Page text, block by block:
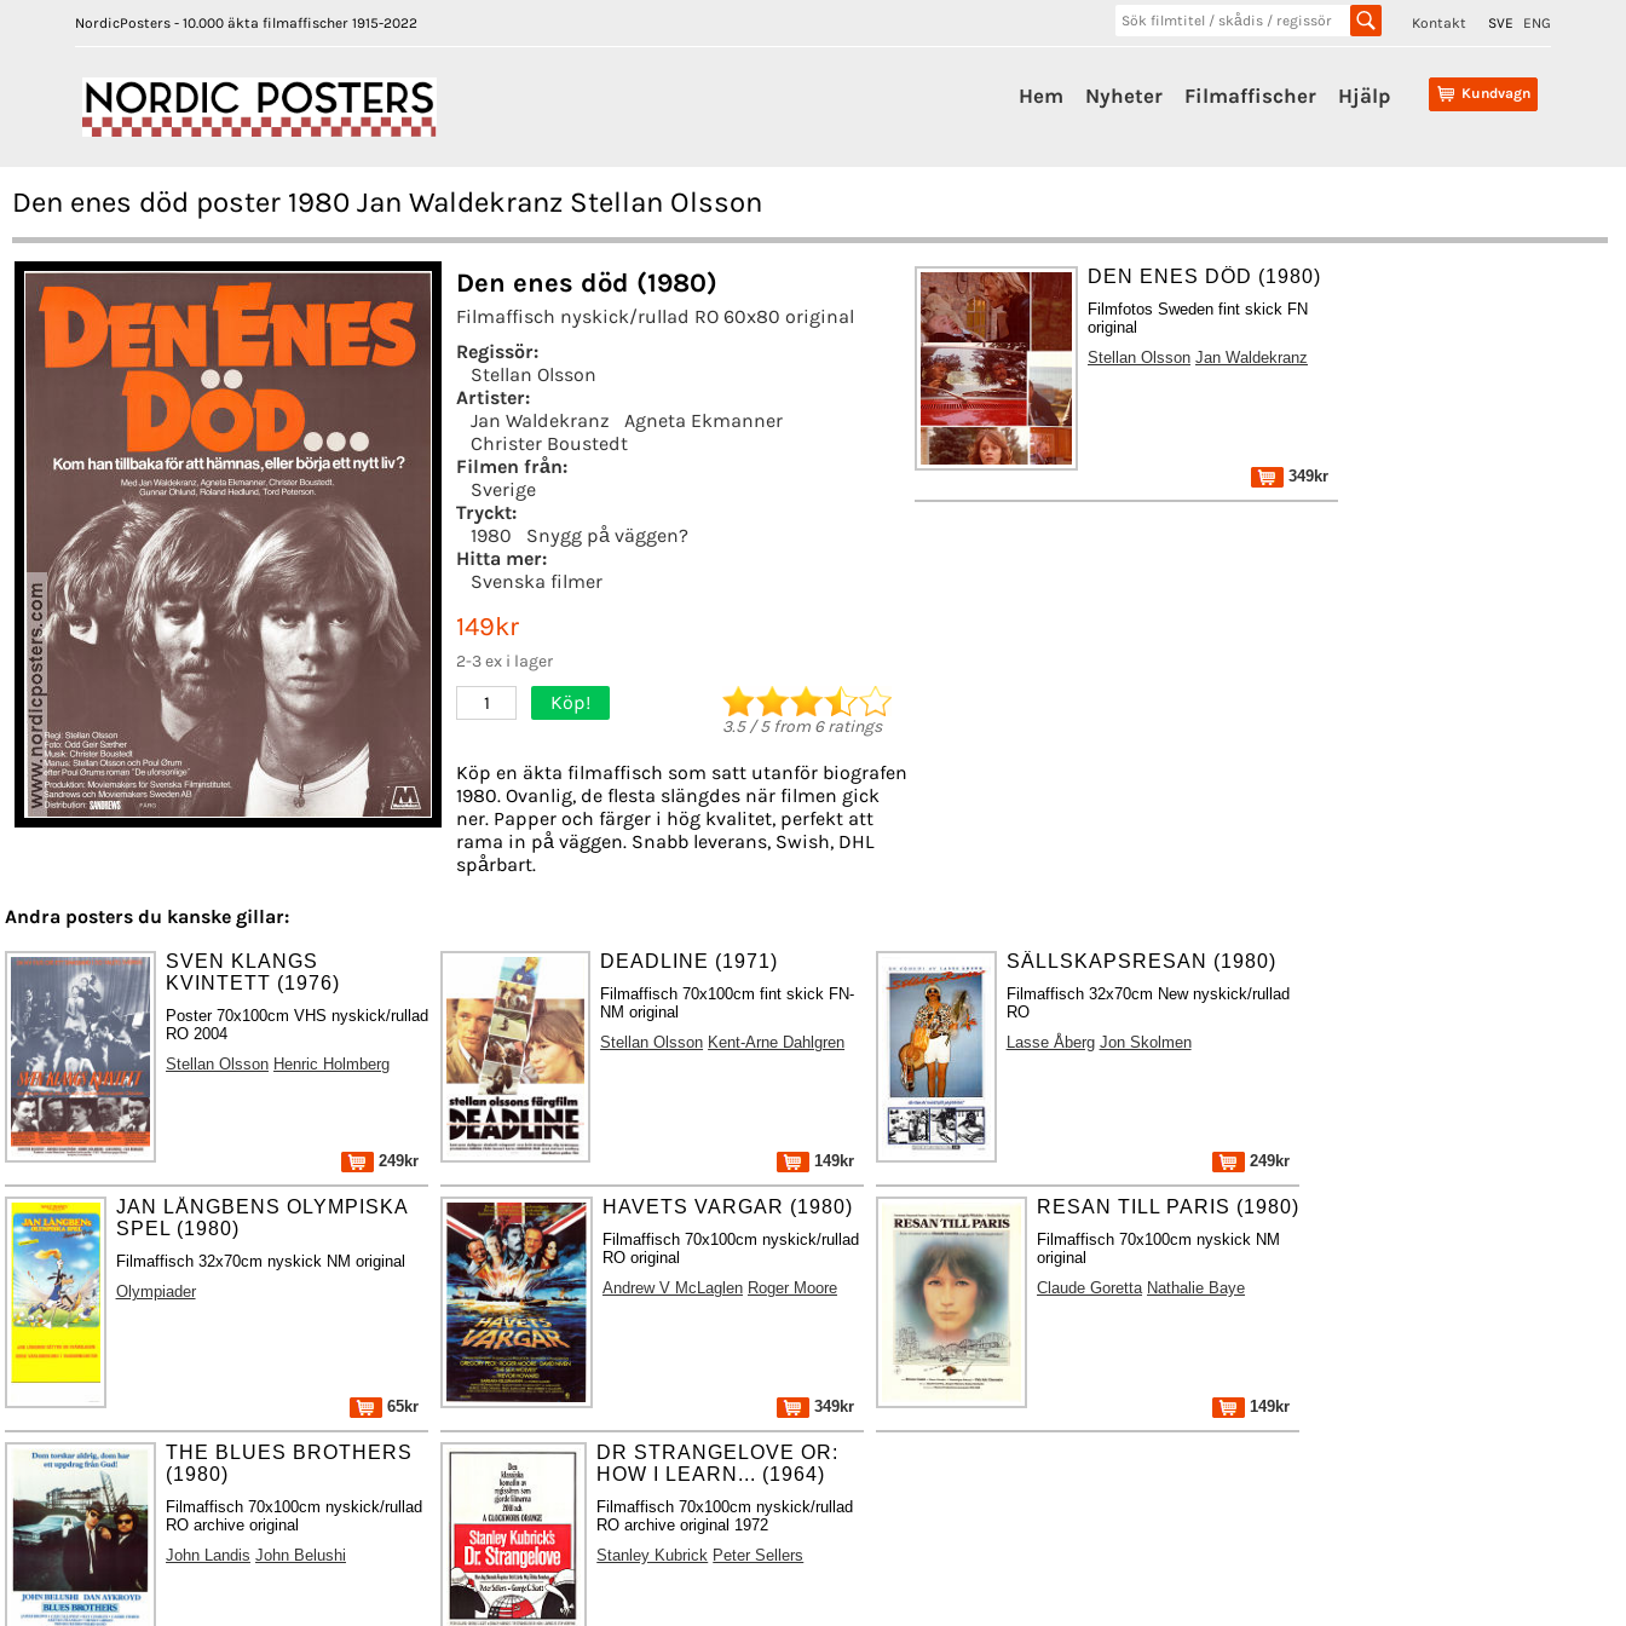
NordicPosters - 10.000 äkta filmaffischer 1915-2022 Kontakt SVE ENG
Kundvagn
Hem Nyheter Filmaffischer Hjälp
Den enes död poster 1980 Jan Waldekranz Stellan Olsson
Den enes död (1980)
Filmaffisch nyskick/rullad RO 60x80 original
Regissör:
Stellan Olsson
Artister:
Jan Waldekranz
Agneta Ekmanner
Christer Boustedt
Filmen från:
Sverige
Tryckt:
1980
Snygg på väggen?
Hitta mer:
Svenska filmer
149kr
2-3 ex i lager
1 Köp!
3.5/5from 6ratings
Köp en äkta filmaffisch som satt utanför biografen
1980. Ovanlig, de flesta slängdes när filmen gick
ner. Papper och färger i hög kvalitet, perfekt att
rama in på väggen. Snabb leverans, Swish, DHL
spårbart.
DEN ENES DÖD (1980)
Filmfotos Sweden fint skick FN
original
Stellan Olsson Jan Waldekranz
349kr
Andra posters du kanske gillar:
SVEN KLANGS
KVINTETT (1976)
Poster 70x100cm VHS nyskick/rullad
RO 2004
Stellan Olsson Henric Holmberg
249kr
DEADLINE (1971)
Filmaffisch 70x100cm fint skick FN-
NM original
Stellan Olsson Kent-Arne Dahlgren
149kr
SÄLLSKAPSRESAN (1980)
Filmaffisch 32x70cm New nyskick/rullad
RO
Lasse Åberg Jon Skolmen
249kr
JAN LÅNGBENS OLYMPISKA
SPEL (1980)
Filmaffisch 32x70cm nyskick NM original
Olympiader
65kr
HAVETS VARGAR (1980)
Filmaffisch 70x100cm nyskick/rullad
RO original
Andrew V McLaglen Roger Moore
349kr
RESAN TILL PARIS (1980)
Filmaffisch 70x100cm nyskick NM
original
Claude Goretta Nathalie Baye
149kr
THE BLUES BROTHERS
(1980)
Filmaffisch 70x100cm nyskick/rullad
RO archive original
John Landis John Belushi
DR STRANGELOVE OR:
HOW I LEARN... (1964)
Filmaffisch 70x100cm nyskick/rullad
RO archive original 1972
Stanley Kubrick Peter Sellers